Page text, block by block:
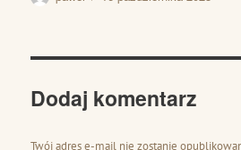
Dodaj komentarz
Twój adres e-mail nie zostanie